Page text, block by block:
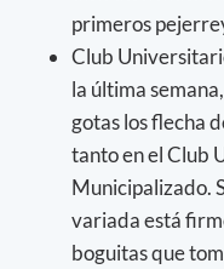
primeros
Club
la última
gotas los flecha
tanto en el Club
Municipalizado.
variada está
boguitas que